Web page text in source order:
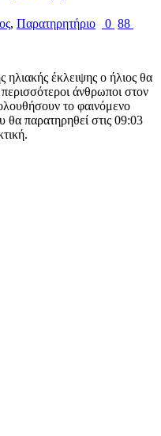
, Παρατηρητήριο 0 88
ηλιακής έκλειψης ο ήλιος θα
άνθρωποι στον
το φαινόμενο
θα παρατηρηθεί στις 09:03